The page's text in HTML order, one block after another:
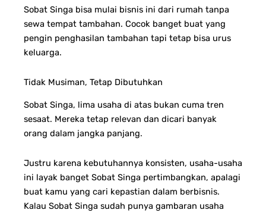
Sobat Singa bisa mulai bisnis ini dari rumah tanpa
sewa tempat tambahan. Cocok banget buat yang
pengin penghasilan tambahan tapi tetap bisa urus
keluarga.
Tidak Musiman, Tetap Dibutuhkan
Sobat Singa, lima usaha di atas bukan cuma tren
sesaat. Mereka tetap relevan dan dicari banyak
orang dalam jangka panjang.
Justru karena kebutuhannya konsisten, usaha-usaha
ini layak banget Sobat Singa pertimbangkan, apalagi
buat kamu yang cari kepastian dalam berbisnis.
Kalau Sobat Singa sudah punya gambaran usaha